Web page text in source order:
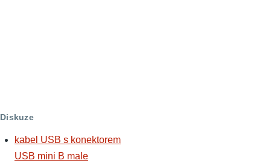
Diskuze
kabel USB s konektorem
USB mini B male